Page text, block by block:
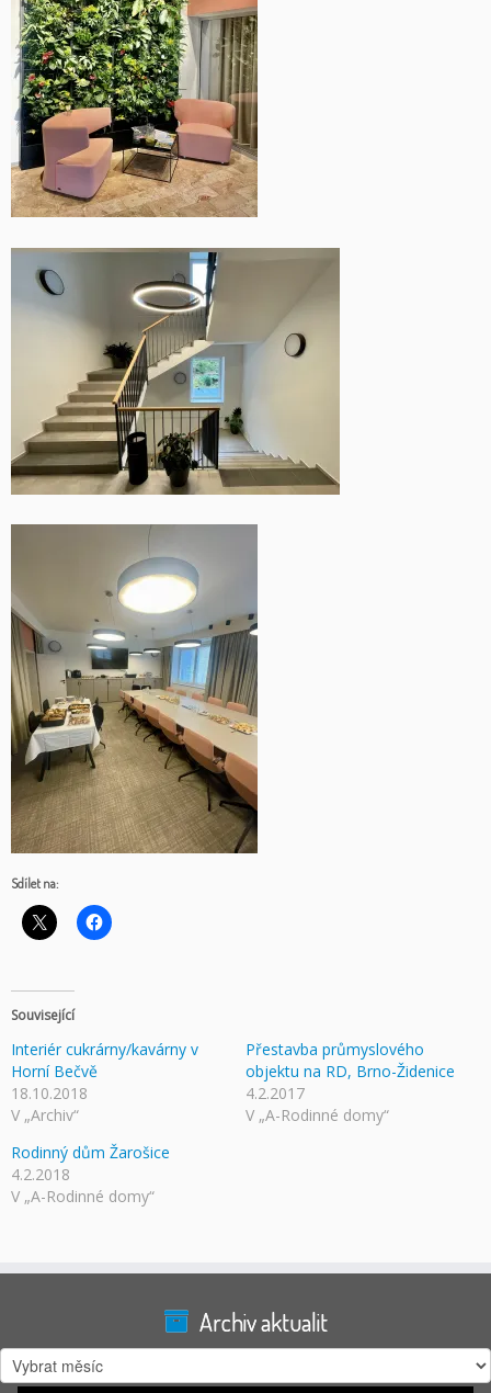
Sdílet na:
Související
Interiér cukrárny/kavárny v
Horní Bečvě
18.10.2018
V „Archiv“
Přestavba průmyslového
objektu na RD, Brno-Židenice
4.2.2017
V „A-Rodinné domy“
Rodinný dům Žarošice
4.2.2018
V „A-Rodinné domy“
Archiv aktualit
Archiv
aktualit